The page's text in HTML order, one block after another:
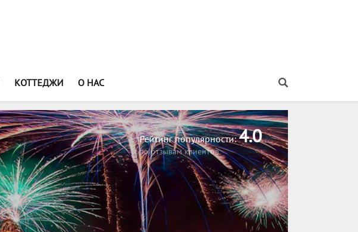
КОТТЕДЖИ
О НАС
Рейтинг популярности: 4.0
по отзывам клиентов